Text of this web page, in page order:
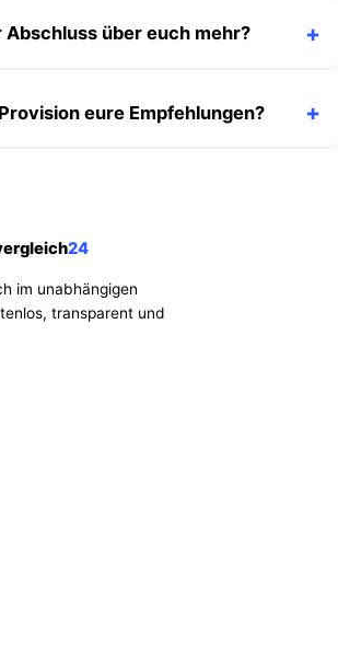
Abschluss über euch mehr?
eure Empfehlungen?
24
im unabhängigen
transparent und